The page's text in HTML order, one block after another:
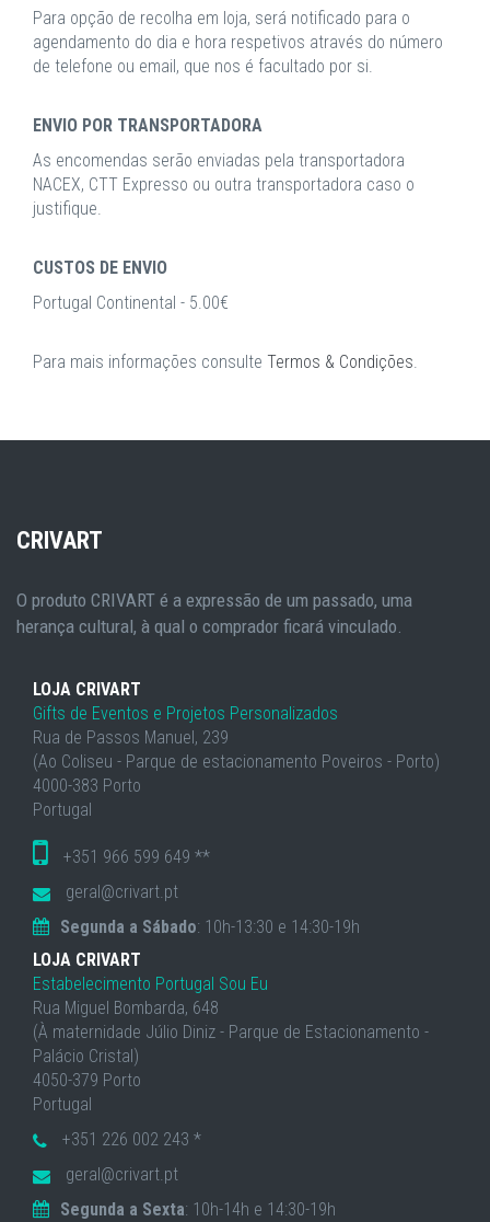
Para opção de recolha em loja, será notificado para o
agendamento do dia e hora respetivos através do número
de telefone ou email, que nos é facultado por si.
ENVIO POR TRANSPORTADORA
As encomendas serão enviadas pela transportadora
NACEX, CTT Expresso ou outra transportadora caso o
justifique.
CUSTOS DE ENVIO
Portugal Continental - 5.00€
Para mais informações consulte Termos & Condições.
CRIVART
O produto CRIVART é a expressão de um passado, uma
herança cultural, à qual o comprador ficará vinculado.
LOJA CRIVART
Gifts de Eventos e Projetos Personalizados
Rua de Passos Manuel, 239
(Ao Coliseu - Parque de estacionamento Poveiros - Porto)
4000-383 Porto
Portugal
+351 966 599 649 **
geral@crivart.pt
Segunda a Sábado: 10h-13:30 e 14:30-19h
LOJA CRIVART
Estabelecimento Portugal Sou Eu
Rua Miguel Bombarda, 648
(À maternidade Júlio Diniz - Parque de Estacionamento -
Palácio Cristal)
4050-379 Porto
Portugal
+351 226 002 243 *
geral@crivart.pt
Segunda a Sexta: 10h-14h e 14:30-19h